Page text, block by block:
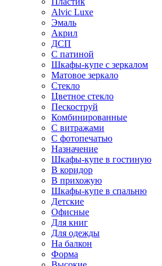
Alvic Luxe
Эмаль
Акрил
ДСП
С патиной
Шкафы-купе с зеркалом
Матовое зеркало
Стекло
Цветное стекло
Пескоструй
Комбинированные
С витражами
С фотопечатью
Назначение
Шкафы-купе в гостиную
В коридор
В прихожую
Шкафы-купе в спальню
Детские
Офисные
Для книг
Для одежды
На балкон
Форма